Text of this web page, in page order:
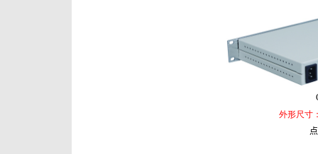
外形尺寸